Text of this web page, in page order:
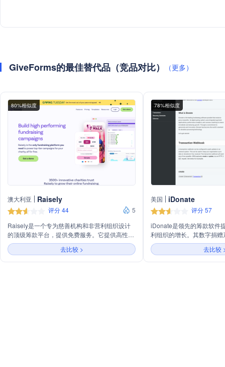
GiveForms的最佳替代品（竞品对比） （更多）
80%相似度
澳大利亚 Raisely
评分 44
5
Raisely是一个专为慈善机构和非营利组织设计
的顶级筹款平台，提供免费服务。它提供高性能
的筹款活动构建、无缝捐赠体验、专业的筹款页
面模板、点对点筹款支持、集成票务销售以及优
化的慈善网站设计。此外，Raisely还提供数据
去比较 >
78%相似度
美国 iDonate
评分 57
iDonate是领先的筹款软件
利组织的增长。其数字捐
性能分析和成功辅导，确
iDonate以慷慨和创新的承
理技术的标准。
去比较